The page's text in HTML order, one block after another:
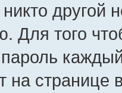
другой
Для того
пароль
на